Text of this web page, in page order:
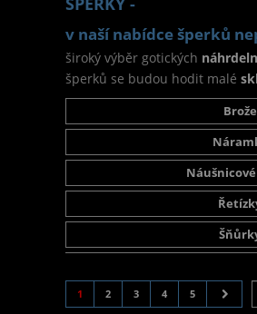
v naší nabídce šperků
široký výběr gotických
šperků se budou hodit malé
Brože
1 2 3 4 5